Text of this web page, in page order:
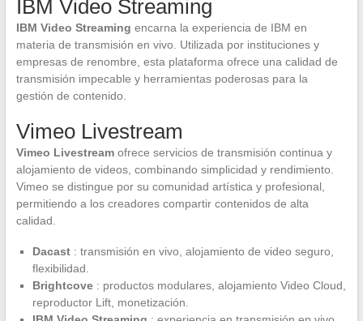
IBM Video Streaming
IBM Video Streaming encarna la experiencia de IBM en
materia de transmisión en vivo. Utilizada por instituciones y
empresas de renombre, esta plataforma ofrece una calidad de
transmisión impecable y herramientas poderosas para la
gestión de contenido.
Vimeo Livestream
Vimeo Livestreamofrece servicios de transmisión continua y
alojamiento de videos, combinando simplicidad y rendimiento.
Vimeo se distingue por su comunidad artística y profesional,
permitiendo a los creadores compartir contenidos de alta
calidad.
Dacast: transmisión en vivo, alojamiento de video seguro,
flexibilidad.
Brightcove: productos modulares, alojamiento Video Cloud,
reproductor Lift, monetización.